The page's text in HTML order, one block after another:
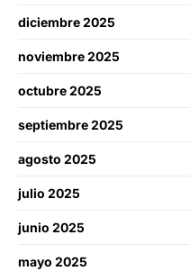
diciembre 2025
noviembre 2025
octubre 2025
septiembre 2025
agosto 2025
julio 2025
junio 2025
mayo 2025